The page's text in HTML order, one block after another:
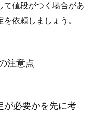
て値段がつく場合があ
依頼しましょう。
注意点
が必要かを先に考